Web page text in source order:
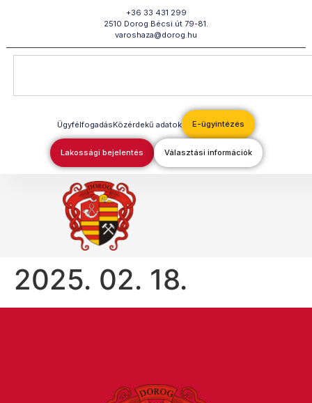
+36 33 431 299
2510 Dorog Bécsi út 79-81.
varoshaza@dorog.hu
ÜgyfélfogadásKözérdekű adatok E-ügyintézés
Lakossági bejelentés Választási információk
2025. 02. 18.